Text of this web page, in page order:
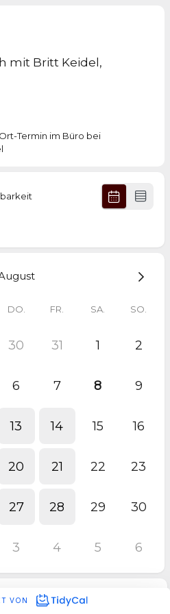
mit Britt Keidel,
Termin im Büro bei
DO. FR. SA. SO.
30 31 1 2
6 7 8 9
13 14 15 16
20 21 22 23
27 28 29 30
3 4 5 6
VON